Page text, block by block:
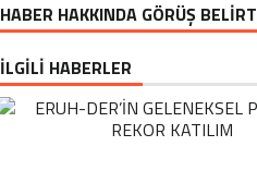
HABER HAKKINDA GÖRÜŞ BELİRT
İLGİLİ HABERLER